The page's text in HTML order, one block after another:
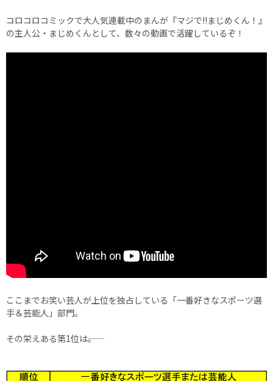
コロコロコミックで大人気連載中のまんが『マジで!!まじめくん！』
の主人公・まじめくんとして、数々の動画で活躍しているぞ！
ここまでお笑い芸人が上位を独占している「一番好きなスポーツ選
手＆芸能人」部門。
その栄えある第1位は――。